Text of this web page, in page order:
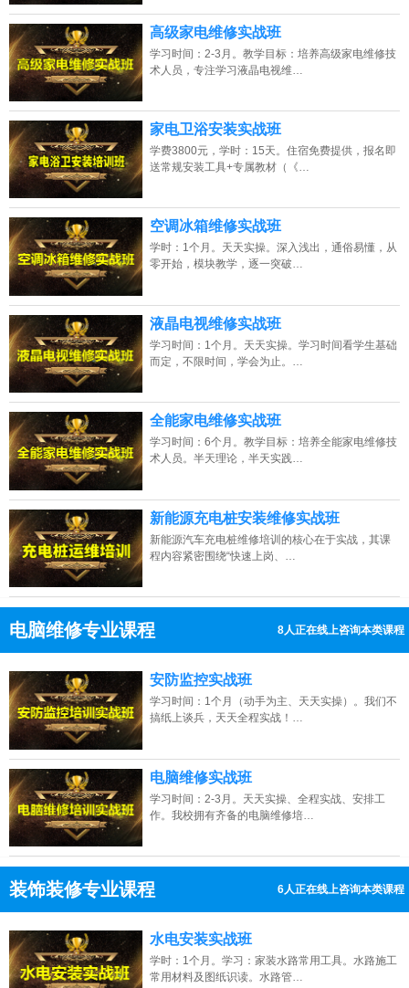
高级家电维修实战班
学习时间：2-3月。教学目标：培养高级家电维修技
术人员，专注学习液晶电视维…
家电卫浴安装实战班
学费3800元，学时：15天。住宿免费提供，报名即
送常规安装工具+专属教材（《…
空调冰箱维修实战班
学时：1个月。天天实操。深入浅出，通俗易懂，从
零开始，模块教学，逐一突破…
液晶电视维修实战班
学习时间：1个月。天天实操。学习时间看学生基础
而定，不限时间，学会为止。…
全能家电维修实战班
学习时间：6个月。教学目标：培养全能家电维修技
术人员。半天理论，半天实践…
新能源充电桩安装维修实战班
新能源汽车充电桩维修培训的核心在于实战，其课
程内容紧密围绕“快速上岗、…
电脑维修专业课程 13人正在线上咨询本类课程
点击免费咨询电话：13807313137
安防监控实战班
学习时间：1个月（动手为主、天天实操）。我们不
搞纸上谈兵，天天全程实战！…
电脑维修实战班
学习时间：2-3月。天天实操、全程实战、安排工
作。我校拥有齐备的电脑维修培…
装饰装修专业课程 6人正在线上咨询本类课程
点击免费咨询电话：13807313137
水电安装实战班
学时：1个月。学习：家装水路常用工具。水路施工
常用材料及图纸识读。水路管…